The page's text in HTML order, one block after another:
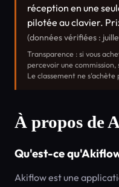
réception en une
pilotée au clavier.
(données vérifiées :
Transparence : si vous
percevoir une commission,
Le classement ne s’achète
À propos de
Qu'est-ce
Akiflow est une